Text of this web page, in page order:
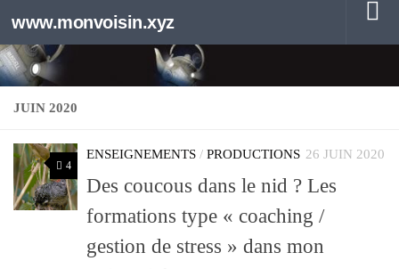
Au dessous du contenu
www.monvoisin.xyz
JUIN 2020
4
ENSEIGNEMENTS / PRODUCTIONS 26 JUIN 2020
Des coucous dans le nid ? Les
formations type « coaching /
gestion de stress » dans mon